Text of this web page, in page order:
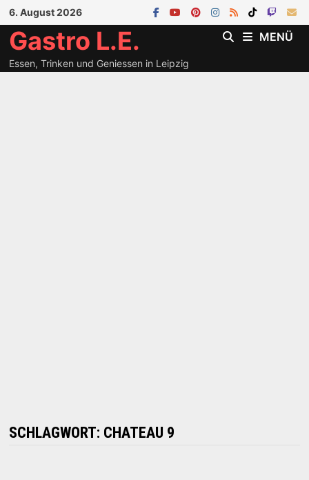
Zum
Inhalt
springen
6. August 2026
Gastro L.E.
Essen, Trinken und Geniessen in Leipzig
MENÜ
SCHLAGWORT: CHATEAU 9